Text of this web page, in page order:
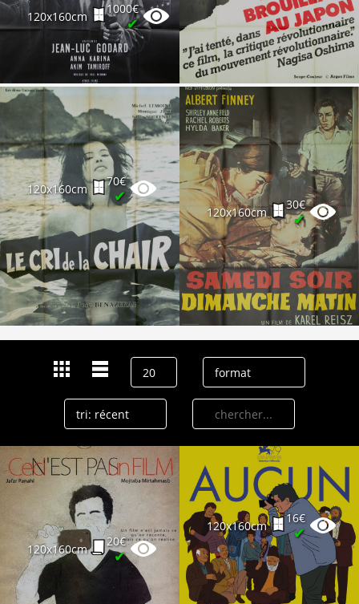
Vendre
120x160cm
1000€
✔
120x160cm
70€
✔
120x160cm
30€
✔
120x160cm
20€
✔
120x160cm
16€
✔